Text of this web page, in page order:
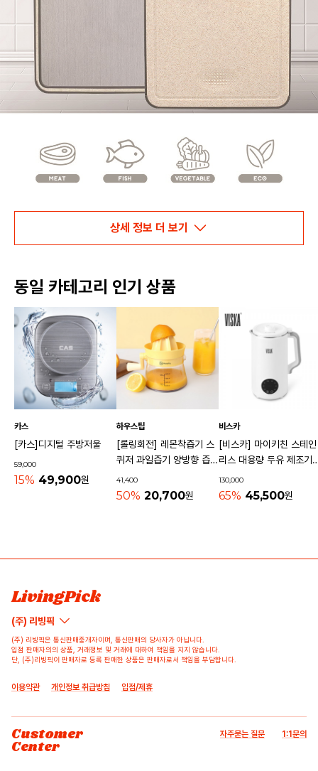
상세 정보 더 보기
동일 카테고리 인기 상품
카스
[카스]디지털 주방저울
59,000
15% 49,900원
하우스팁
[롤링회전] 레몬착즙기 스
퀴저 과일즙기 양방향 즙짜
개 홈카페 가정용 미니 착
즙기
41,400
50% 20,700원
비스카
[비스카] 마이키친 스테인
리스 대용량 두유 제조기
1.2L VK-D1500S
130,000
65% 45,500원
LivingPick
(주) 리빙픽
(주) 리빙픽은 통신판매중개자이며, 통신판매의 당사자가 아닙니다.
입점 판매자의의 상품, 거래정보 및 거래에 대하여 책임을 지지 않습니다.
단, (주)리빙픽이 판매자로 등록 판매한 상품은 판매자로서 책임을 부담합니다.
이용약관 개인정보 취급방침 입점/제휴
Customer
Center
자주묻는 질문 1:1문의